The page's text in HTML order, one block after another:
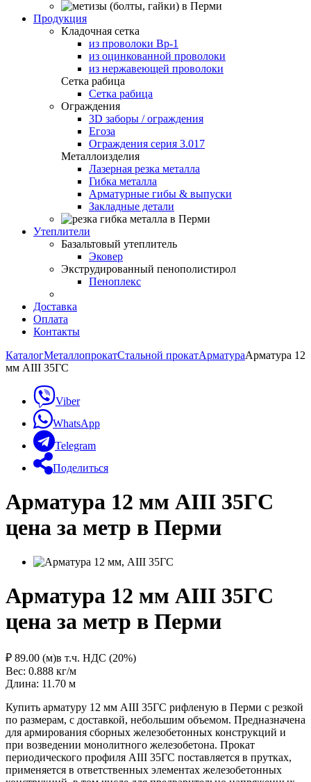
Продукция
Кладочная сетка
из проволоки Вр-1
из оцинкованной проволоки
из нержавеющей проволоки
Сетка рабица
Сетка рабица
Ограждения
3D заборы / ограждения
Егоза
Ограждения серия 3.017
Металлоизделия
Лазерная резка металла
Гибка металла
Арматурные гибы & выпуски
Закладные детали
Утеплители
Базальтовый утеплитель
Эковер
Экструдированный пенополистирол
Пеноплекс
Доставка
Оплата
Контакты
КаталогМеталлопрокатСтальной прокатАрматураАрматура 12
мм АIII 35ГС
Viber
WhatsApp
Telegram
Поделиться
Арматура 12 мм АIII 35ГС
цена за метр в Перми
Арматура 12 мм АIII 35ГС
цена за метр в Перми
₽ 89.00 (м)в т.ч. НДС (20%)
Вес: 0.888 кг/м
Длина: 11.70 м
Купить арматуру 12 мм АIII 35ГС рифленую в Перми с резкой
по размерам, с доставкой, небольшим объемом. Предназначена
для армирования сборных железобетонных конструкций и
при возведении монолитного железобетона. Прокат
периодического профиля AIII 35ГС поставляется в прутках,
применяется в ответственных элементах железобетонных